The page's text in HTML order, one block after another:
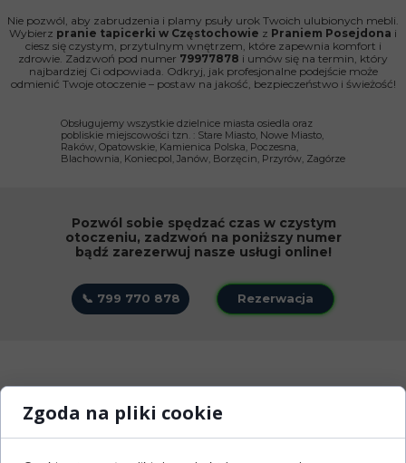
Nie pozwól, aby zabrudzenia i plamy psuły urok Twoich ulubionych mebli.
Wybierz pranie tapicerki w Częstochowie z Praniem Posejdona i
ciesz się czystym, przytulnym wnętrzem, które zapewnia komfort i
zdrowie. Zadzwoń pod numer 79977878 i umów się na termin, który
najbardziej Ci odpowiada. Odkryj, jak profesjonalne podejście może
odmienić Twoje otoczenie – postaw na jakość, bezpieczeństwo i świeżość!
Obsługujemy wszystkie dzielnice miasta osiedla oraz
pobliskie miejscowości tzn. : Stare Miasto, Nowe Miasto,
Raków, Opatowskie, Kamienica Polska, Poczesna,
Blachownia, Koniecpol, Janów, Borzęcin, Przyrów, Zagórze
📞 799 770 878 Rezerwacja
Pozwól sobie spędzać czas w czystym
otoczeniu, zadzwoń na poniższy numer
bądź zarezerwuj nasze usługi online!
Zgoda na pliki cookie